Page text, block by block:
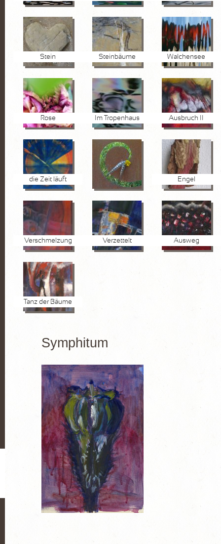
Stein Steinbäume Walchensee
Rose Im Tropenhaus Ausbruch II
die Zeit läuft Engel
Verschmelzung Verzettelt Ausweg
Tanz der Bäume
Symphitum